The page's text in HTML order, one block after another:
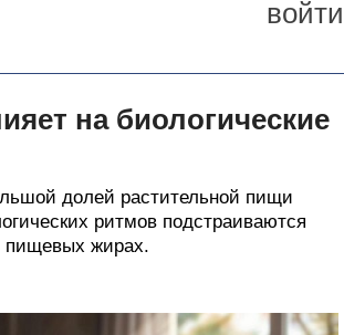
войти
на биологические
долей растительной пищи
ритмов подстраиваются
пищевых жирах.